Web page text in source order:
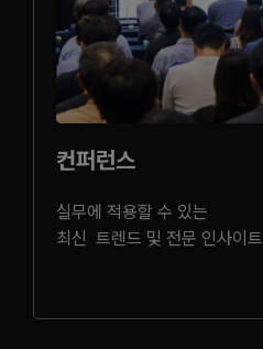
컨퍼런스
실무에 적용할 수 있는
최신 트렌드 및 전문 인사이트